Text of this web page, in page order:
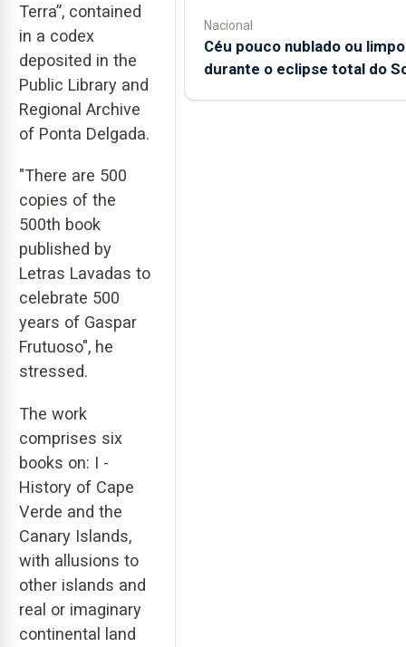
Terra”, contained
in a codex
deposited in the
Public Library and
Regional Archive
of Ponta Delgada.
"There are 500
copies of the
500th book
published by
Letras Lavadas to
celebrate 500
years of Gaspar
Frutuoso", he
stressed.
The work
comprises six
books on: I -
History of Cape
Verde and the
Canary Islands,
with allusions to
other islands and
real or imaginary
continental land
Nacional
Céu pouco nublado ou limpo
durante o eclipse total do